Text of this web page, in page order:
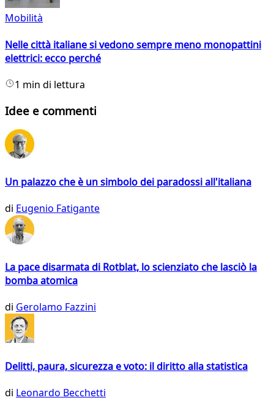
Mobilità
Nelle città italiane si vedono sempre meno monopattini
elettrici: ecco perché
1 min di lettura
Idee e commenti
Un palazzo che è un simbolo dei paradossi all'italiana
di Eugenio Fatigante
La pace disarmata di Rotblat, lo scienziato che lasciò la
bomba atomica
di Gerolamo Fazzini
Delitti, paura, sicurezza e voto: il diritto alla statistica
di Leonardo Becchetti